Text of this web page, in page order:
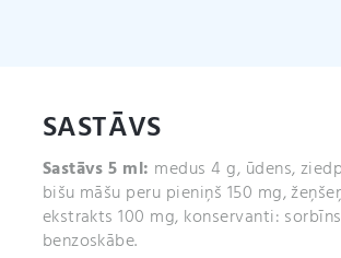
SASTĀVS
Sastāvs 5 ml: medus 4 g, ūdens,
bišu māšu peru pieniņš 150 mg,
ekstrakts 100 mg, konservanti:
benzoskābe.